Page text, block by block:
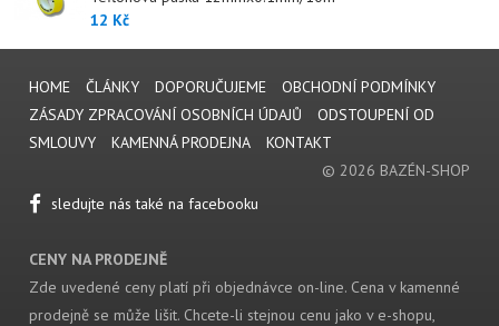
12 Kč
HOME ČLÁNKY DOPORUČUJEME
OBCHODNÍ PODMÍNKY
ZÁSADY ZPRACOVÁNÍ OSOBNÍCH ÚDAJŮ
ODSTOUPENÍ OD
SMLOUVY
KAMENNÁ PRODEJNA
KONTAKT
© 2026 BAZÉN-SHOP
sledujte nás také na facebooku
CENY NA PRODEJNĚ
Zde uvedené ceny platí při objednávce on-line. Cena v kamenné
prodejně se může lišit. Chcete-li stejnou cenu jako v e-shopu,